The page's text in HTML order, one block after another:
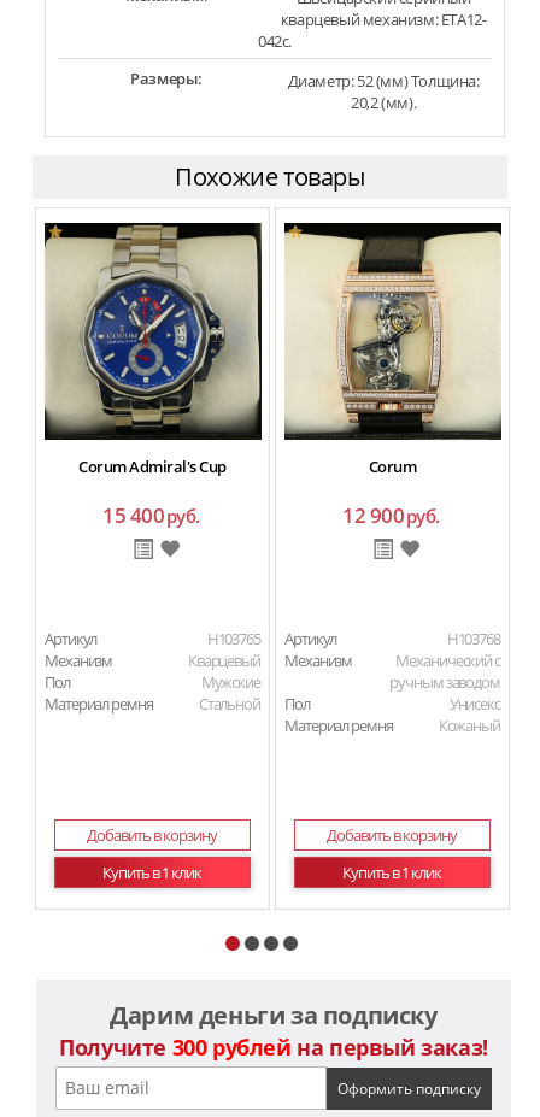
кварцевый механизм: ETA12-
042c.
Размеры:
Диаметр: 52 (мм) Толщина:
20,2 (мм).
Похожие товары
Corum Admiral's Cup
15 400руб.
Артикул
H103765
Механизм
Кварцевый
Пол
Мужские
Материал ремня
Стальной
Добавить в корзину
Купить в 1 клик
Corum
12 900руб.
Артикул
H103768
Механизм
Механический с
ручным заводом
Пол
Унисекс
Материал ремня
Кожаный
Добавить в корзину
Купить в 1 клик
Дарим деньги за подписку
Получите 300 рублей на первый заказ!